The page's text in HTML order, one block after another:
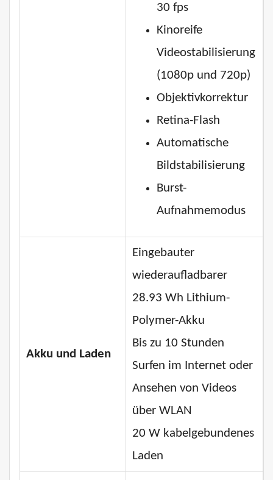
30 fps
Kinoreife
Videostabilisierung
(1080p und 720p)
Objektivkorrektur
Retina-Flash
Automatische
Bildstabilisierung
Burst-
Aufnahmemodus
Akku und Laden
Eingebauter
wiederaufladbarer
28.93 Wh Lithium-
Polymer-Akku
Bis zu 10 Stunden
Surfen im Internet oder
Ansehen von Videos
über WLAN
20 W kabelgebundenes
Laden